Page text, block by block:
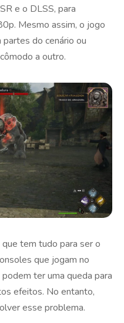
e o DLSS, para
Mesmo assim, o jogo
do cenário ou
a outro.
tem tudo para ser o
que jogam no
ter uma queda para
efeitos. No entanto,
esse problema.